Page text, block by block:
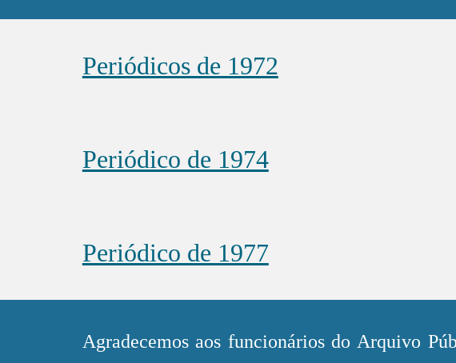
Periódicos de 1972
Periódico de 1974
Periódico de 1977
Agradecemos aos funcionários do Arquivo